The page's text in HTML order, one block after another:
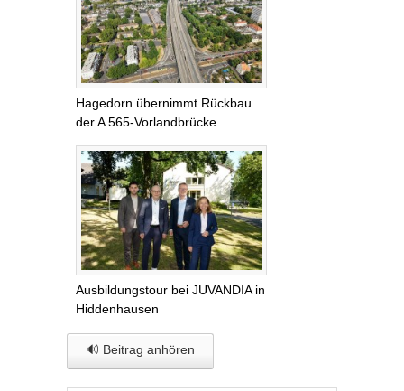
Hagedorn übernimmt Rückbau
der A 565-Vorlandbrücke
Ausbildungstour bei JUVANDIA in
Hiddenhausen
🔊 Beitrag anhören